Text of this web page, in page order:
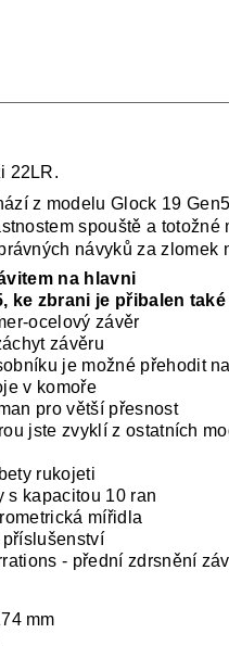
22LR.
z modelu Glock 19
spouště a
návyků za zlomek
na hlavni
ke zbrani je přibalen
ocelový závěr
závěru
je možné přehodit
v komoře
pro větší přesnost
jste zvyklí z ostatních
rukojeti
s kapacitou 10 ran
mířidla
- přední zdrsnění
mm